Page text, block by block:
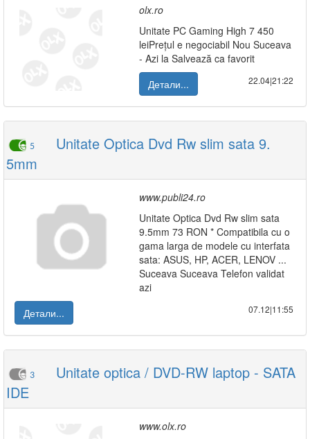
olx.ro
Unitate PC Gaming High 7 450
leiPrețul e negociabil Nou Suceava
- Azi la Salvează ca favorit
Детали...
22.04|21:22
5
Unitate Optica Dvd Rw slim sata 9.
5mm
www.publi24.ro
Unitate Optica Dvd Rw slim sata
9.5mm 73 RON * Compatibila cu o
gama larga de modele cu interfata
sata: ASUS, HP, ACER, LENOV ...
Suceava Suceava Telefon validat
azi
Детали...
07.12|11:55
3
Unitate optica / DVD-RW laptop - SATA
IDE
www.olx.ro